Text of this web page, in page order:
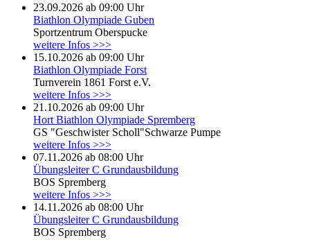
23.09.2026 ab 09:00 Uhr
Biathlon Olympiade Guben
Sportzentrum Oberspucke
weitere Infos >>>
15.10.2026 ab 09:00 Uhr
Biathlon Olympiade Forst
Turnverein 1861 Forst e.V.
weitere Infos >>>
21.10.2026 ab 09:00 Uhr
Hort Biathlon Olympiade Spremberg
GS "Geschwister Scholl"Schwarze Pumpe
weitere Infos >>>
07.11.2026 ab 08:00 Uhr
Übungsleiter C Grundausbildung
BOS Spremberg
weitere Infos >>>
14.11.2026 ab 08:00 Uhr
Übungsleiter C Grundausbildung
BOS Spremberg